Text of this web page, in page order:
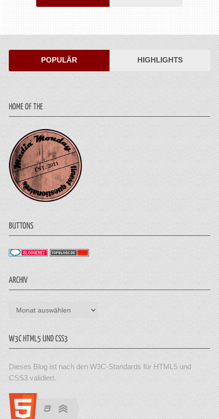
POPULÄR HIGHLIGHTS
HOME OF THE
BUTTONS
ARCHIV
Archiv
W3C HTML5 UND CSS3
Dieses Blog ist nach den W3C-Standards für HTML5 und
CSS3 validiert.